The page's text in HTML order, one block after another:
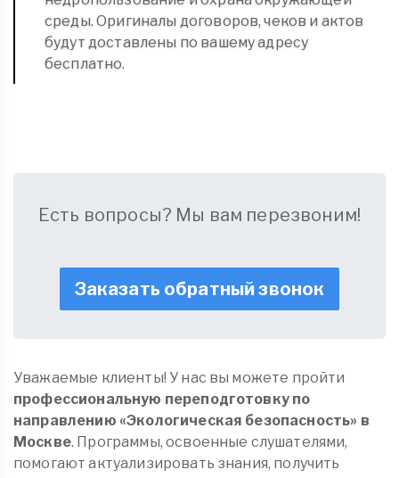
среды. Оригиналы договоров, чеков и актов
будут доставлены по вашему адресу
бесплатно.
Есть вопросы? Мы вам перезвоним!
Заказать обратный звонок
Уважаемые клиенты! У нас вы можете пройти
профессиональную переподготовку по
направлению «Экологическая безопасность» в
Москве. Программы, освоенные слушателями,
помогают актуализировать знания, получить